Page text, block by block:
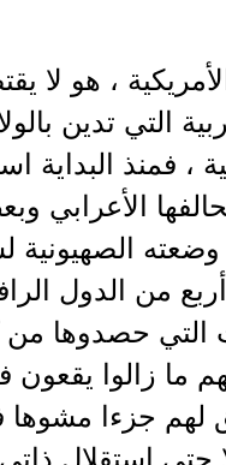
، هو لا
التي تدين
، فمنذ البداية
الأعرابي
وضعته
من الدول
التي حصدوها من
ما زالوا يقعون
لهم جزءا
حتى استقلال